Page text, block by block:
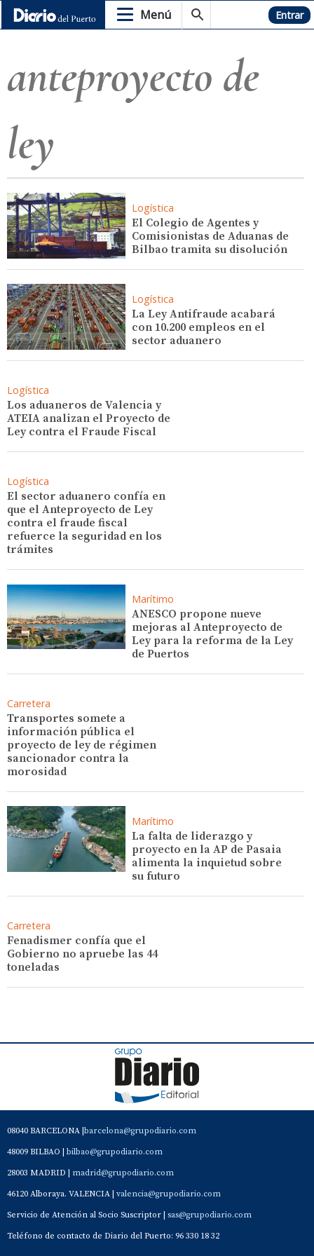
Menú Hemeroteca Entrar
anteproyecto de
ley
Logística
El Colegio de Agentes y
Comisionistas de Aduanas de
Bilbao tramita su disolución
Logística
La Ley Antifraude acabará
con 10.200 empleos en el
sector aduanero
Logística
Los aduaneros de Valencia y
ATEIA analizan el Proyecto de
Ley contra el Fraude Fiscal
Logística
El sector aduanero confía en
que el Anteproyecto de Ley
contra el fraude fiscal
refuerce la seguridad en los
trámites
Marítimo
ANESCO propone nueve
mejoras al Anteproyecto de
Ley para la reforma de la Ley
de Puertos
Carretera
Transportes somete a
información pública el
proyecto de ley de régimen
sancionador contra la
morosidad
Marítimo
La falta de liderazgo y
proyecto en la AP de Pasaia
alimenta la inquietud sobre
su futuro
Carretera
Fenadismer confía que el
Gobierno no apruebe las 44
toneladas
08040 BARCELONA | barcelona@grupodiario.com
48009 BILBAO | bilbao@grupodiario.com
28003 MADRID | madrid@grupodiario.com
46120 Alboraya. VALENCIA | valencia@grupodiario.com
Servicio de Atención al Socio Suscriptor | sas@grupodiario.com
Teléfono de contacto de Diario del Puerto: 96 330 18 32